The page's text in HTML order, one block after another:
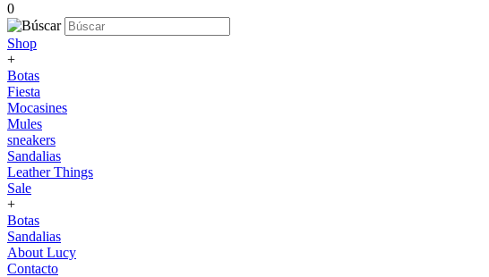
0
Shop
+
Botas
Fiesta
Mocasines
Mules
sneakers
Sandalias
Leather Things
Sale
+
Botas
Sandalias
About Lucy
Contacto